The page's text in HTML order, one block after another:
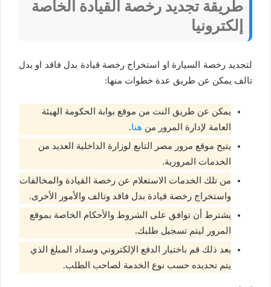
طريقة تجديد رخصة القيادة الخاصة
إلكترونيا
لتجديد رخصة السيارة او استخراج رخصة قيادة بدل فاقد او بدل
تالف يمكن عن طريق عدة خطوات منها:
يمكن عن طريق النت من موقع بوابة الحكومة الهيئة
العامة لإدارة المرور من هنا.
يتيح موقع مرور مصر التابع لوزارة الداخلية العديد من
الخدمات المرورية.
من تلك الخدمات الاستعلام عن رخصة القيادة والمخالفات
واستخراج رخصة قيادة بدل فاقد وتالف والأمور الأخرى.
يشترط أن توافق على الشروط والأحكام الخاصة بموقع
المرور ليتم تسجيل طلبك.
بعد ذلك قم باختيار الدفع الإلكتروني وسداد المبلغ الذي
يتم تحديده حسب نوع الخدمة لصاحب الطلب.